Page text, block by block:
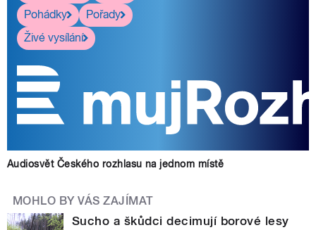
Pohádky
Pořady
Živé vysílání
Audiosvět Českého rozhlasu na jednom místě
MOHLO BY VÁS ZAJÍMAT
Sucho a škůdci decimují borové lesy